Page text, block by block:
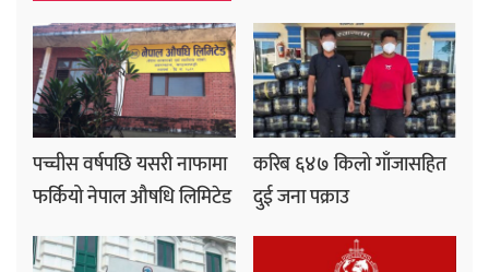
पच्चीस वर्षपछि यसरी नाफामा
फर्कियो नेपाल औषधि लिमिटेड
करिब ६४७ किलो गाँजासहित
दुई जना पक्राउ